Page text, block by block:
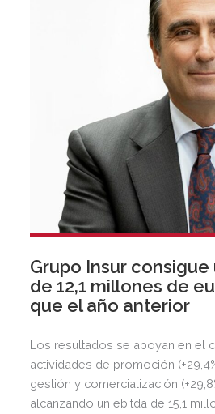
Grupo Insur
de 12,1 millones de
que el año anterior
Los resultados se apoyan en el
actividades de promoción
gestión y comercialización
alcanzando un ebitda de 15,1